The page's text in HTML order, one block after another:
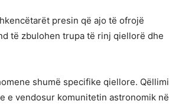
presin që ajo të ofrojë
të zbulohen trupa të rinj qiellorë dhe
shumë specifike qiellore. Qëllimi
e vendosur komunitetin astronomik në